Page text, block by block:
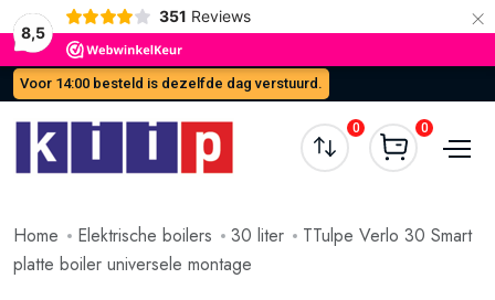
8,5
351 Reviews ×
Voor 14:00 besteld is dezelfde dag verstuurd.
0 0
Home Elektrische boilers 30 liter
TTulpe Verlo 30 Smart
platte boiler universele montage